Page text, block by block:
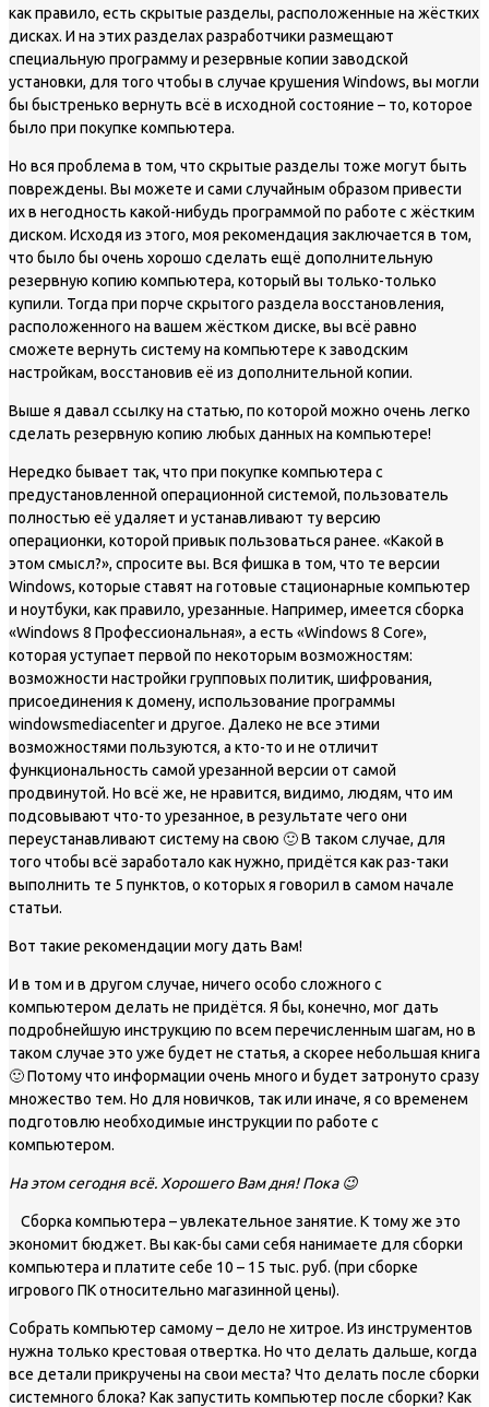
как правило, есть скрытые разделы, расположенные на жёстких
дисках. И на этих разделах разработчики размещают
специальную программу и резервные копии заводской
установки, для того чтобы в случае крушения Windows, вы могли
бы быстренько вернуть всё в исходной состояние – то, которое
было при покупке компьютера.
Но вся проблема в том, что скрытые разделы тоже могут быть
повреждены. Вы можете и сами случайным образом привести
их в негодность какой-нибудь программой по работе с жёстким
диском. Исходя из этого, моя рекомендация заключается в том,
что было бы очень хорошо сделать ещё дополнительную
резервную копию компьютера, который вы только-только
купили. Тогда при порче скрытого раздела восстановления,
расположенного на вашем жёстком диске, вы всё равно
сможете вернуть систему на компьютере к заводским
настройкам, восстановив её из дополнительной копии.
Выше я давал ссылку на статью, по которой можно очень легко
сделать резервную копию любых данных на компьютере!
Нередко бывает так, что при покупке компьютера с
предустановленной операционной системой, пользователь
полностью её удаляет и устанавливают ту версию
операционки, которой привык пользоваться ранее. «Какой в
этом смысл?», спросите вы. Вся фишка в том, что те версии
Windows, которые ставят на готовые стационарные компьютер
и ноутбуки, как правило, урезанные. Например, имеется сборка
«Windows 8 Профессиональная», а есть «Windows 8 Core»,
которая уступает первой по некоторым возможностям:
возможности настройки групповых политик, шифрования,
присоединения к домену, использование программы
windowsmediacenter и другое. Далеко не все этими
возможностями пользуются, а кто-то и не отличит
функциональность самой урезанной версии от самой
продвинутой. Но всё же, не нравится, видимо, людям, что им
подсовывают что-то урезанное, в результате чего они
переустанавливают систему на свою 🙂 В таком случае, для
того чтобы всё заработало как нужно, придётся как раз-таки
выполнить те 5 пунктов, о которых я говорил в самом начале
статьи.
Вот такие рекомендации могу дать Вам!
И в том и в другом случае, ничего особо сложного с
компьютером делать не придётся. Я бы, конечно, мог дать
подробнейшую инструкцию по всем перечисленным шагам, но в
таком случае это уже будет не статья, а скорее небольшая книга
🙂 Потому что информации очень много и будет затронуто сразу
множество тем. Но для новичков, так или иначе, я со временем
подготовлю необходимые инструкции по работе с
компьютером.
На этом сегодня всё. Хорошего Вам дня! Пока 😉
Сборка компьютера – увлекательное занятие. К тому же это
экономит бюджет. Вы как-бы сами себя нанимаете для сборки
компьютера и платите себе 10 – 15 тыс. руб. (при сборке
игрового ПК относительно магазинной цены).
Собрать компьютер самому – дело не хитрое. Из инструментов
нужна только крестовая отвертка. Но что делать дальше, когда
все детали прикручены на свои места? Что делать после сборки
системного блока? Как запустить компьютер после сборки? Как